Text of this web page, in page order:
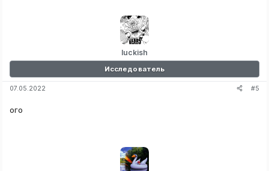
luckish
Исследователь
07.05.2022 #5
ого